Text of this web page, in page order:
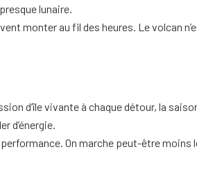
lunaire.
monter au fil des heures. Le volcan
d’île vivante à chaque détour, la
d’énergie.
On marche peut-être